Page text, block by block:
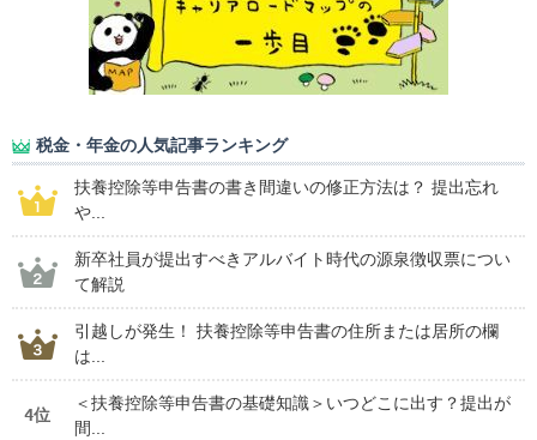
税金・年金の人気記事ランキング
扶養控除等申告書の書き間違いの修正方法は？ 提出忘れ
や...
新卒社員が提出すべきアルバイト時代の源泉徴収票につい
て解説
引越しが発生！ 扶養控除等申告書の住所または居所の欄
は...
4位
＜扶養控除等申告書の基礎知識＞いつどこに出す？提出が
間...